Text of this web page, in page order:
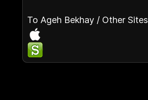
To Ageh Bekhay / Other Sites